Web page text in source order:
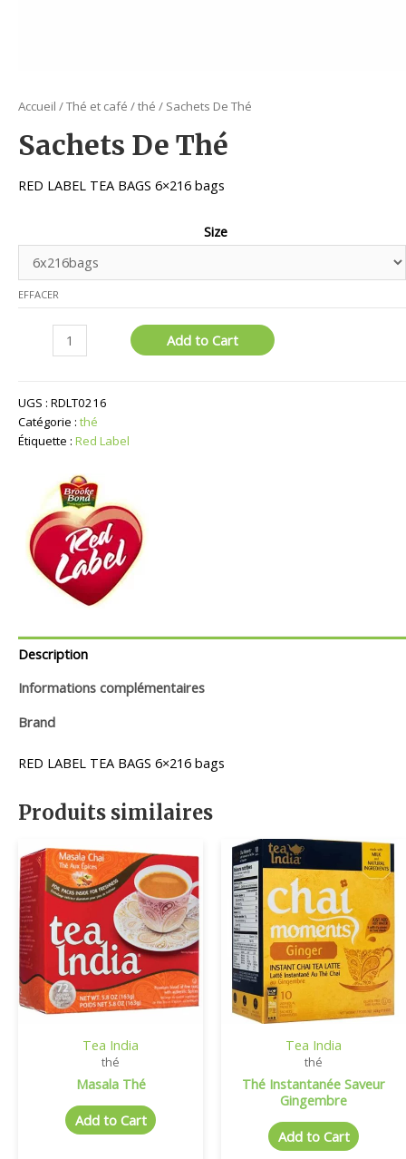
Accueil /Thé et café /thé / Sachets De Thé
Sachets De Thé
RED LABEL TEA BAGS 6×216 bags
Size
EFFACER
quantité
De
Thé
Add to Cart
UGS : RDLT0216
Catégorie : thé
Étiquette : Red Label
Description
Informations complémentaires
Brand
RED LABEL TEA BAGS 6×216 bags
Produits similaires
Tea India
thé
Masala Thé
Add to Cart
Tea India
thé
Thé Instantanée Saveur
Gingembre
Add to Cart